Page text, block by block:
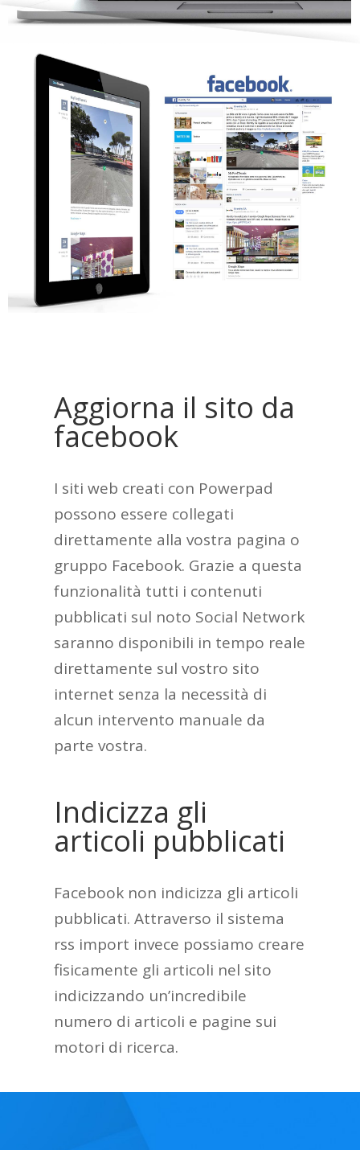
Aggiorna il sito da
facebook
I siti web creati con Powerpad
possono essere collegati
direttamente alla vostra pagina o
gruppo Facebook. Grazie a questa
funzionalità tutti i contenuti
pubblicati sul noto Social Network
saranno disponibili in tempo reale
direttamente sul vostro sito
internet senza la necessità di
alcun intervento manuale da
parte vostra.
Indicizza gli
articoli pubblicati
Facebook non indicizza gli articoli
pubblicati. Attraverso il sistema
rss import invece possiamo creare
fisicamente gli articoli nel sito
indicizzando un’incredibile
numero di articoli e pagine sui
motori di ricerca.